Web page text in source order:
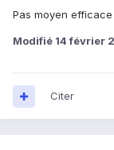
Pas moyen
Modifié 14 février
Citer